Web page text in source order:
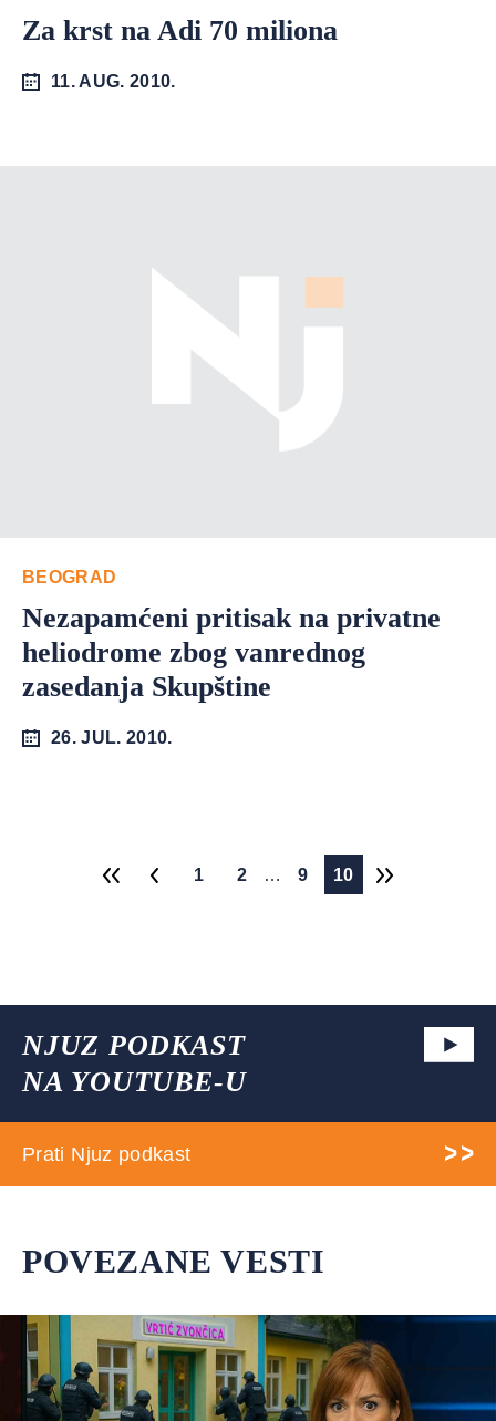
Za krst na Adi 70 miliona
11. AUG. 2010.
BEOGRAD
Nezapamćeni pritisak na privatne
heliodrome zbog vanrednog
zasedanja Skupštine
26. JUL. 2010.
1 2 … 9 10
NJUZ PODKAST
NA YOUTUBE-U
Prati Njuz podkast
POVEZANE VESTI